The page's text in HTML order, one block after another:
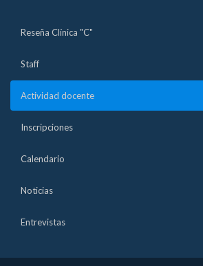
Reseña Clínica "C"
Staff
Actividad docente
Inscripciones
Calendario
Noticias
Entrevistas